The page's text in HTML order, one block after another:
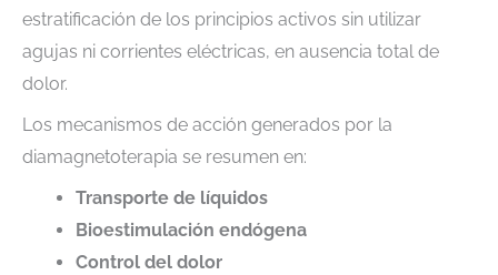
estratificación de los principios activos sin utilizar
agujas ni corrientes eléctricas, en ausencia total de
dolor.
Los mecanismos de acción generados por la
diamagnetoterapia se resumen en:
Transporte de líquidos
Bioestimulación endógena
Control del dolor